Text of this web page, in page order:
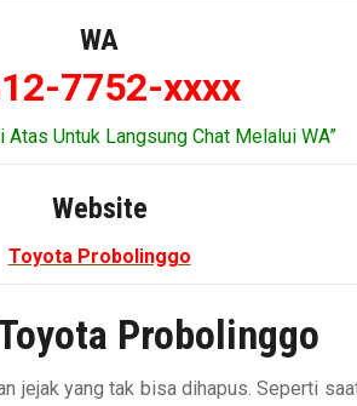
WA
7752-xxxx
Atas Untuk Langsung Chat Melalui WA”
Website
Toyota Probolinggo
Probolinggo
jejak yang tak bisa dihapus. Seperti